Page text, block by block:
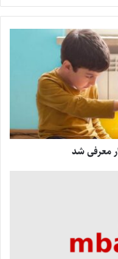
معرفی شد